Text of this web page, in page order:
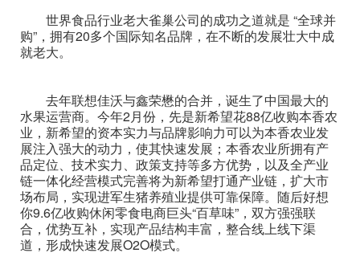
世界食品行业老大雀巢公司的成功之道就是 “全球并
购”，拥有20多个国际知名品牌，在不断的发展壮大中成
就老大。
去年联想佳沃与鑫荣懋的合并，诞生了中国最大的
水果运营商。今年2月份，先是新希望花88亿收购本香农
业，新希望的资本实力与品牌影响力可以为本香农业发
展注入强大的动力，使其快速发展；本香农业所拥有产
品定位、技术实力、政策支持等多方优势，以及全产业
链一体化经营模式完善将为新希望打通产业链，扩大市
场布局，实现进军生猪养殖业提供可靠保障。随后好想
你9.6亿收购休闲零食电商巨头“百草味”，双方强强联
合，优势互补，实现产品结构丰富，整合线上线下渠
道，形成快速发展O2O模式。